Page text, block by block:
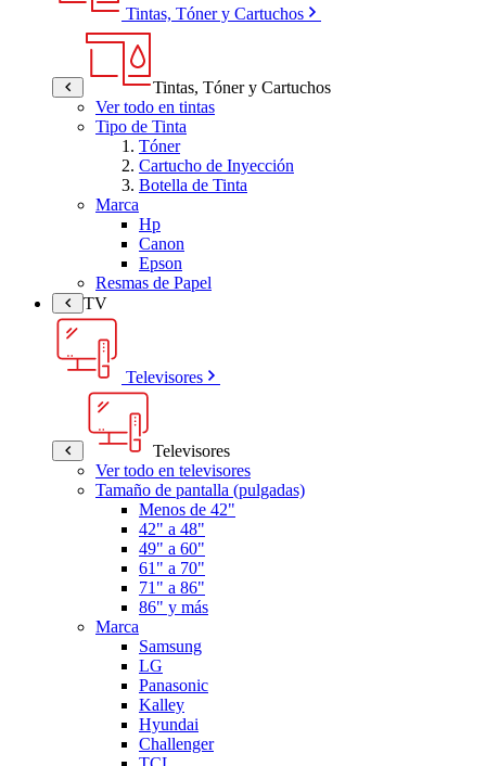
Tintas, Tóner y Cartuchos
Tintas, Tóner y Cartuchos
Ver todo en tintas
Tipo de Tinta
Tóner
Cartucho de Inyección
Botella de Tinta
Marca
Hp
Canon
Epson
Resmas de Papel
TV
Televisores
Televisores
Ver todo en televisores
Tamaño de pantalla (pulgadas)
Menos de 42"
42" a 48"
49" a 60"
61" a 70"
71" a 86"
86" y más
Marca
Samsung
LG
Panasonic
Kalley
Hyundai
Challenger